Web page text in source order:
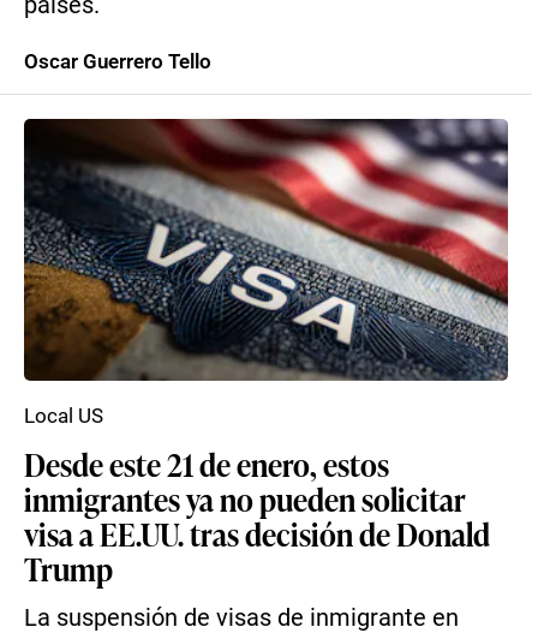
Oscar Guerrero Tello
Desde este 21 de enero, estos
inmigrantes ya no pueden solicitar
visa a EE.UU. tras decisión de Donald
Trump
La suspensión de visas de inmigrante en
Local US